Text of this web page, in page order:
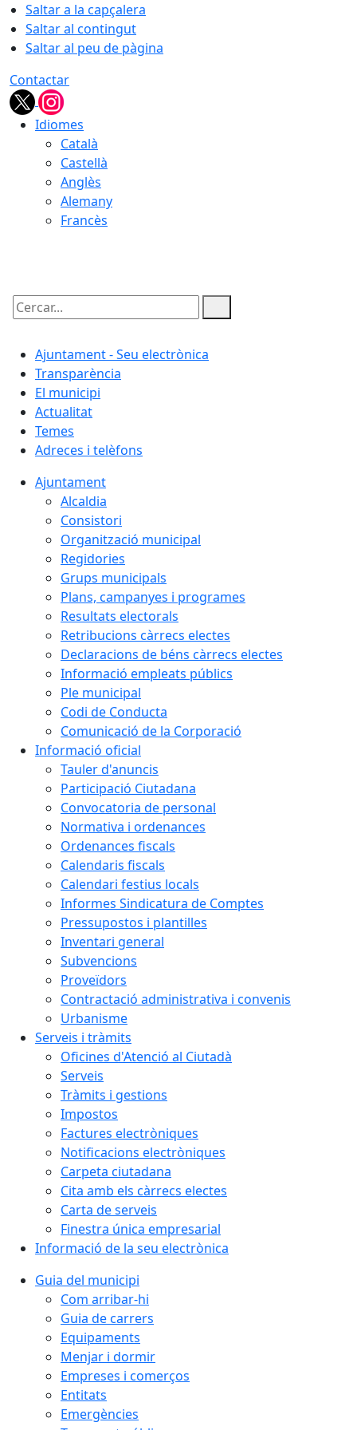
Saltar a la capçalera
Saltar al contingut
Saltar al peu de pàgina
Contactar
Idiomes
Català
Castellà
Anglès
Alemany
Francès
Cercar:
Ajuntament - Seu electrònica
Transparència
El municipi
Actualitat
Temes
Adreces i telèfons
Ajuntament
Alcaldia
Consistori
Organització municipal
Regidories
Grups municipals
Plans, campanyes i programes
Resultats electorals
Retribucions càrrecs electes
Declaracions de béns càrrecs electes
Informació empleats públics
Ple municipal
Codi de Conducta
Comunicació de la Corporació
Informació oficial
Tauler d'anuncis
Participació Ciutadana
Convocatoria de personal
Normativa i ordenances
Ordenances fiscals
Calendaris fiscals
Calendari festius locals
Informes Sindicatura de Comptes
Pressupostos i plantilles
Inventari general
Subvencions
Proveïdors
Contractació administrativa i convenis
Urbanisme
Serveis i tràmits
Oficines d'Atenció al Ciutadà
Serveis
Tràmits i gestions
Impostos
Factures electròniques
Notificacions electròniques
Carpeta ciutadana
Cita amb els càrrecs electes
Carta de serveis
Finestra única empresarial
Informació de la seu electrònica
Guia del municipi
Com arribar-hi
Guia de carrers
Equipaments
Menjar i dormir
Empreses i comerços
Entitats
Emergències